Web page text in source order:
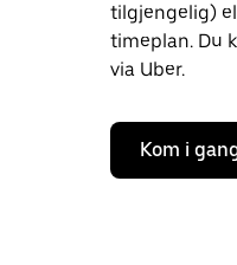
tilgjengelig)
timeplan. Du
via Uber.
Kom i